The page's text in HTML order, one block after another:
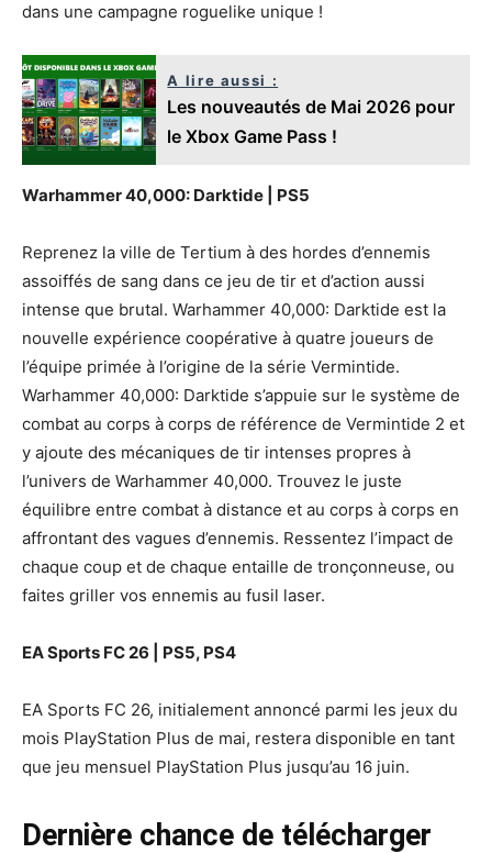
dans une campagne roguelike unique !
A lire aussi :
Les nouveautés de Mai 2026 pour
le Xbox Game Pass !
Warhammer 40,000: Darktide | PS5
Reprenez la ville de Tertium à des hordes d’ennemis
assoiffés de sang dans ce jeu de tir et d’action aussi
intense que brutal. Warhammer 40,000: Darktide est la
nouvelle expérience coopérative à quatre joueurs de
l’équipe primée à l’origine de la série Vermintide.
Warhammer 40,000: Darktide s’appuie sur le système de
combat au corps à corps de référence de Vermintide 2 et
y ajoute des mécaniques de tir intenses propres à
l’univers de Warhammer 40,000. Trouvez le juste
équilibre entre combat à distance et au corps à corps en
affrontant des vagues d’ennemis. Ressentez l’impact de
chaque coup et de chaque entaille de tronçonneuse, ou
faites griller vos ennemis au fusil laser.
EA Sports FC 26 | PS5, PS4
EA Sports FC 26, initialement annoncé parmi les jeux du
mois PlayStation Plus de mai, restera disponible en tant
que jeu mensuel PlayStation Plus jusqu’au 16 juin.
Dernière chance de télécharger